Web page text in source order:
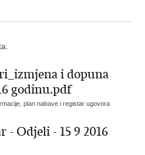
i dopuna
godinu.pdf
plan nabave i registar ugovora
Odjeli - 15 9 2016